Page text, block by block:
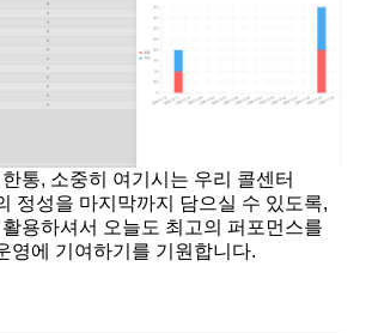
통, 소중히 여기시는 우리 콜센터
정성을 마지막까지 담으실 수 있도록,
용하셔서 오늘도 최고의 퍼포먼스를
영에 기여하기를 기원합니다.